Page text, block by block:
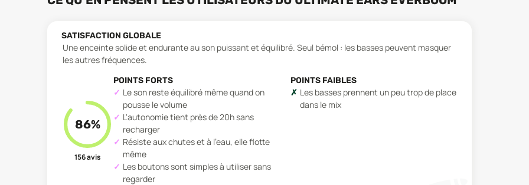
SATISFACTION GLOBALE
Une enceinte solide et endurante au son puissant et équilibré. Seul bémol : les basses peuvent masquer
les autres fréquences.
86%
156avis
POINTS FORTS
Le son reste équilibré même quand on
pousse le volume
L'autonomie tient près de 20h sans
recharger
Résiste aux chutes et à l'eau, elle flotte
même
Les boutons sont simples à utiliser sans
regarder
POINTS FAIBLES
Les basses prennent un peu trop de place
dans le mix